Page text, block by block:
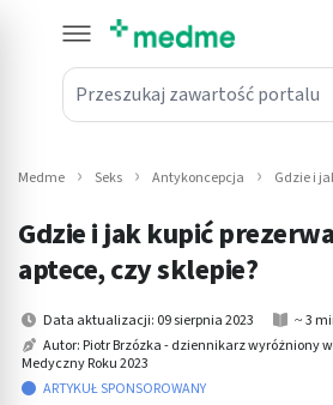
Przeszukaj zawartość portalu
submenu: Leki na receptę
submenu: Mama i dziecko
submenu: Kosmetyki
submenu: Higiena
Medme Seks Antykoncepcja Gdzie i
Gdzie i jak kupić
aptece, czy sklepie?
Data aktualizacji: 09 sierpnia 2023
~ 3
Autor: Piotr Brzózka - dziennikarz wyróżniony
Medyczny Roku 2023
ARTYKUŁ SPONSOROWANY